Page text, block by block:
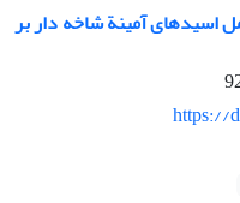
آمینة شاخه دار بر
https://